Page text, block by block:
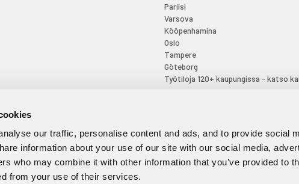
our traffic, personalise content and ads, and to provide social
information about your use of our site with our social media,
who may combine it with other information that you’ve provided to
from your use of their services.
Pariisi
Varsova
Kööpenhamina
Oslo
Tampere
Göteborg
Työtiloja 120+ kaupungissa - katso
Tilaa uutiskirje